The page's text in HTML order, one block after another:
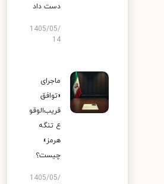
دست داد
1405/05/
14
ماجرای
«توافق
قریب‌الوقو
ع تنگه
هرمز»
چیست؟
1405/05/